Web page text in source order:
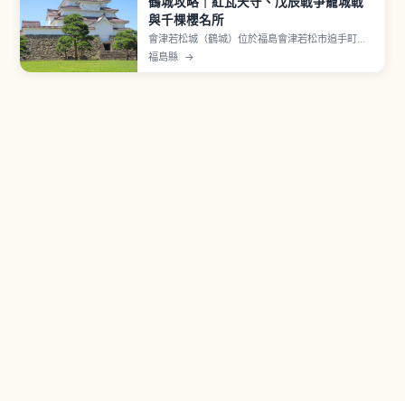
與千棵櫻名所
會津若松城（鶴城）位於福島會津若松市追手町，
相傳1384年由葦名直盛以「東黑川館」之名築城，
福島縣 →